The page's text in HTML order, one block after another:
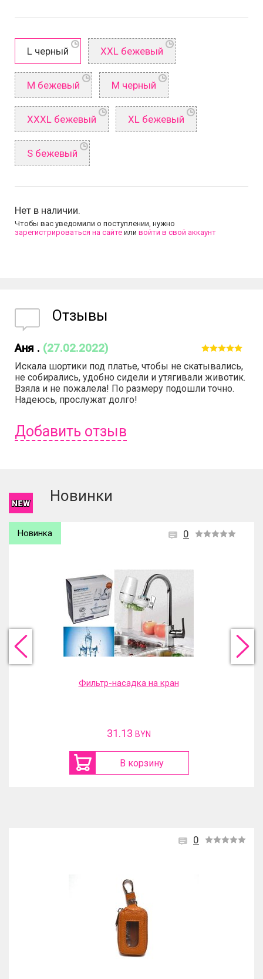
L черный XXL бежевый
М бежевый М черный
XXXL бежевый XL бежевый
S бежевый
Нет в наличии.
Чтобы вас уведомили о поступлении, нужно
зарегистрироваться на сайте или войти в свой аккаунт
Отзывы
Аня . (27.02.2022)
Искала шортики под платье, чтобы не скатывались,
не собирались, удобно сидели и утягивали животик.
Взяла и не пожалела! По размеру подошли точно.
Надеюсь, прослужат долго!
Добавить отзыв
Новинки
0
Новинка
Фильтр-насадка на кран
31.13 BYN
В корзину
0